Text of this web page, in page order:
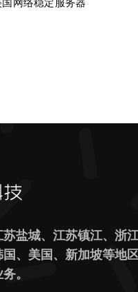
盐城、江苏镇江、浙江
、美国、新加坡等地
。